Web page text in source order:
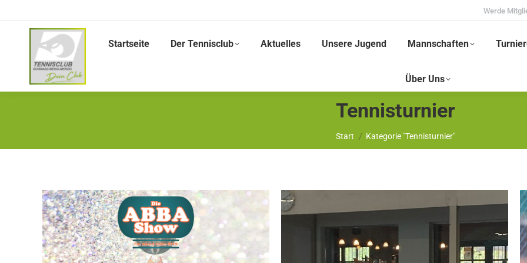
Werde
Startseite Der Tennisclub Aktuelles Unsere Jugend Mannschaften
Über Uns
Tennisturnier
Sie befinden sich hier:
Start Kategorie "Tennisturnier"